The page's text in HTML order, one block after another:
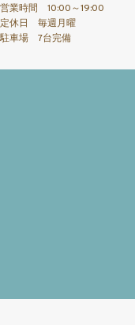
営業時間 10:00～19:00
定休日 毎週月曜
駐車場 7台完備